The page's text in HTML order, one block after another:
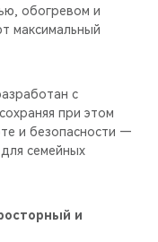
обогревом и
максимальный
с
при этом
и безопасности —
семейных
и